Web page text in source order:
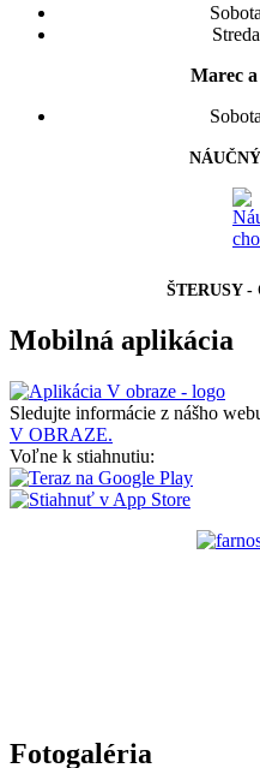
Marec
ŠTERUSY
Mobilná aplikácia
Sledujte informácie z nášho
V OBRAZE.
Voľne k stiahnutiu:
Fotogaléria